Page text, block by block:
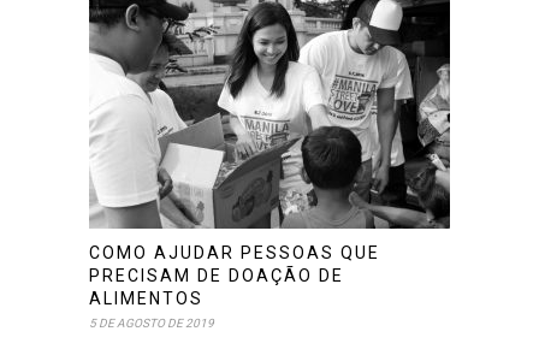
COMO AJUDAR PESSOAS QUE
PRECISAM DE DOAÇÃO DE
ALIMENTOS
5 DE AGOSTO DE 2019